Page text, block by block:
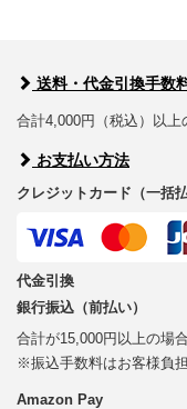
送料・代金引換手数
合計4,000円（税込）以
お支払い方法
クレジットカード（一括払
代金引換
銀行振込（前払い）
合計が15,000円以上の場
※振込手数料はお客様負担
Amazon Pay